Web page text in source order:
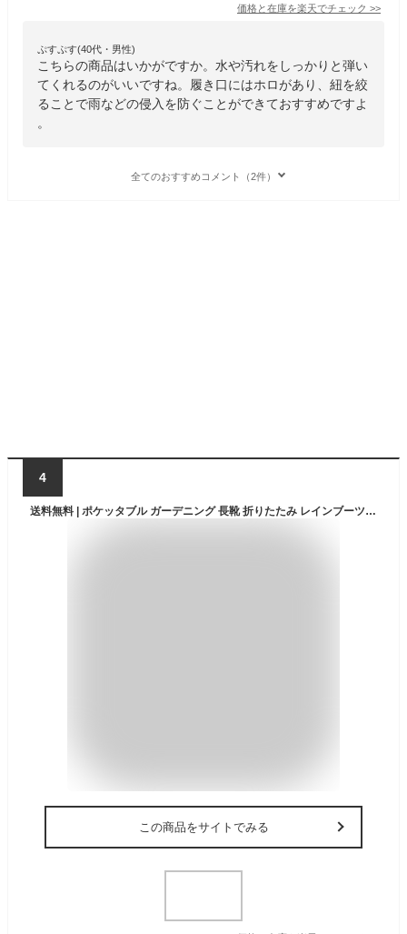
価格と在庫を楽天でチェック >>
ぷすぷす(40代・男性)
こちらの商品はいかがですか。水や汚れをしっかりと弾い
てくれるのがいいですね。履き口にはホロがあり、紐を絞
ることで雨などの侵入を防ぐことができておすすめですよ
。
全てのおすすめコメント（2件）
4
送料無料 | ポケッタブル ガーデニング 長靴 折りたたみ レインブーツ 持ち運び可能 袋付き ブーツ 農作業 メンズ レディース 防水 撥水 ロングレイン ジュニア ユニセックス 柔らかい ロング丈 長ぐつ ながぐつ 雨靴 雨 雪 災害 アウトドア 畑 コンパクト 収納 山 通勤
この商品をサイトでみる